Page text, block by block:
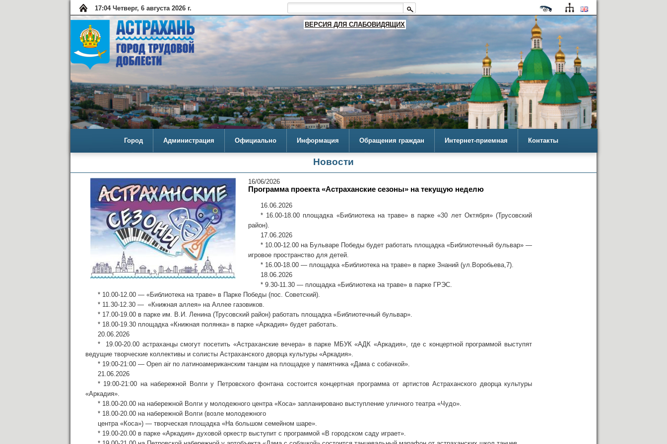
17:04 Четверг, 6 августа 2026 г.
ВЕРСИЯ ДЛЯ СЛАБОВИДЯЩИХ
Город Администрация Официально Информация Обращения граждан Интернет-приемная Контакты
Новости
16/06/2026
Программа проекта «Астраханские сезоны» на текущую неделю
16.06.2026
* 16.00-18.00 площадка «Библиотека на траве» в парке «30 лет Октября» (Трусовский
район).
17.06.2026
* 10.00-12.00 на Бульваре Победы будет работать площадка «Библиотечный бульвар» —
игровое пространство для детей.
* 16.00-18.00 — площадка «Библиотека на траве» в парке Знаний (ул.Воробьева,7).
18.06.2026
* 9.30-11.30 — площадка «Библиотека на траве» в парке ГРЭС.
* 10.00-12.00 — «Библиотека на траве» в Парке Победы (пос. Советский).
* 11.30-12.30 — «Книжная аллея» на Аллее газовиков.
* 17.00-19.00 в парке им. В.И. Ленина (Трусовский район) работать площадка «Библиотечный бульвар».
* 18.00-19.30 площадка «Книжная полянка» в парке «Аркадия» будет работать.
20.06.2026
* 19.00-20.00 астраханцы смогут посетить «Астраханские вечера» в парке МБУК «АДК «Аркадия», где с концертной программой выступят
ведущие творческие коллективы и солисты Астраханского дворца культуры «Аркадия».
* 19:00-21:00 — Open air по латиноамериканским танцам на площадке у памятника «Дама с собачкой».
21.06.2026
* 19:00-21:00 на набережной Волги у Петровского фонтана состоится концертная программа от артистов Астраханского дворца культуры
«Аркадия».
* 18.00-20.00 на набережной Волги у молодежного центра «Коса» запланировано выступление уличного театра «Чудо».
* 18.00-20.00 на набережной Волги (возле молодежного
центра «Коса») — творческая площадка «На большом семейном шаре».
* 19.00-20.00 в парке «Аркадия» духовой оркестр выступит с программой «В городском саду играет».